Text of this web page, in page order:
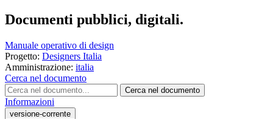
Documenti pubblici, digitali.
Manuale operativo di design
Progetto: Designers Italia
Amministrazione: italia
Cerca nel documento
Cerca nel documento
Informazioni
versione-corrente